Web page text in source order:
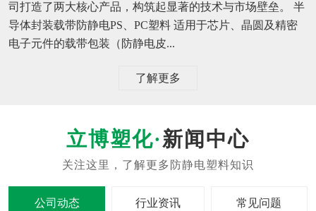
司打造了两大核心产品，构筑起显著的技术与市场壁垒。 半
导体封装载带防静电PS、PC塑料 适用于芯片、晶圆及精密
电子元件的载带包装（防静电皮...
了解更多
新闻中心
公司动态 行业资讯 常见问题